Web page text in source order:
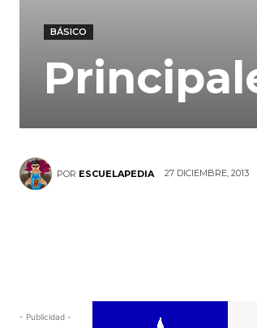
BÁSICO
POR ESCUELAPEDIA 27 DICIEMBRE, 2013
- Publicidad -